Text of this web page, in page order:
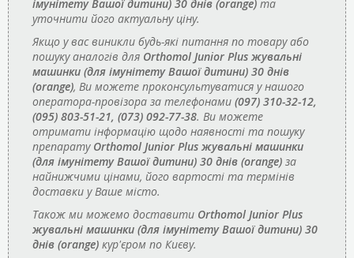
імунітету Вашої дитини) 30 днів (orange) та
уточнити його актуальну ціну.
Якщо у вас виникли будь-які питання по товару або
пошуку аналогів для Orthomol Junior Plus жувальні
машинки (для імунітету Вашої дитини) 30 днів
(orange), Ви можете проконсультуватися у нашого
оператора-провізора за телефонами (097) 310-32-12,
(095) 803-51-21, (073) 092-77-38. Ви можете
отримати інформацію щодо наявності та пошуку
препарату Orthomol Junior Plus жувальні машинки
(для імунітету Вашої дитини) 30 днів (orange) за
найнижчими цінами, його вартості та термінів
доставки у Ваше місто.
Також ми можемо доставити Orthomol Junior Plus
жувальні машинки (для імунітету Вашої дитини) 30
днів (orange) кур'єром по Києву.